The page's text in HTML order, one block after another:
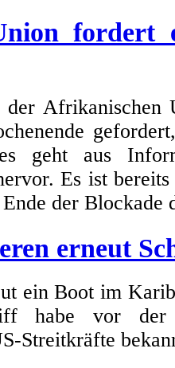
fordert
der
geht aus
Es ist
Ende der
erneut
ein Boot im
habe vor der
Streitkräfte